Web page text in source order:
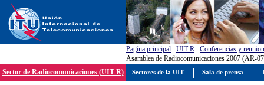
Pagína principal : UIT-R : Conferencias y
Asamblea de Radiocomunicaciones 2007 (AR-
Sector de Radiocomunicaciones (UIT-R)
Sectores de la UIT Sala de prensa